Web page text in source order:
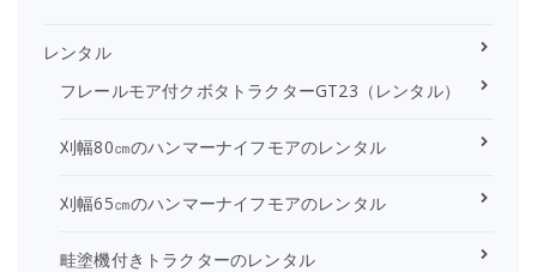
レンタル
フレールモア付クボタトラクターGT23（レンタル）
刈幅80㎝のハンマーナイフモアのレンタル
刈幅65㎝のハンマーナイフモアのレンタル
畦塗機付きトラクターのレンタル